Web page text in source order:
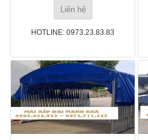
Liên hệ
HOTLINE: 0973.23.83.83